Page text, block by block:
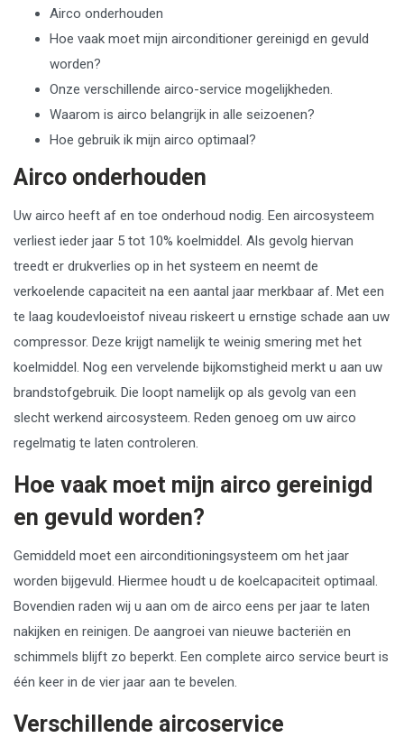
Airco onderhouden
Hoe vaak moet mijn airconditioner gereinigd en gevuld
worden?
Onze verschillende airco-service mogelijkheden.
Waarom is airco belangrijk in alle seizoenen?
Hoe gebruik ik mijn airco optimaal?
Airco onderhouden
Uw airco heeft af en toe onderhoud nodig. Een aircosysteem
verliest ieder jaar 5 tot 10% koelmiddel. Als gevolg hiervan
treedt er drukverlies op in het systeem en neemt de
verkoelende capaciteit na een aantal jaar merkbaar af. Met een
te laag koudevloeistof niveau riskeert u ernstige schade aan uw
compressor. Deze krijgt namelijk te weinig smering met het
koelmiddel. Nog een vervelende bijkomstigheid merkt u aan uw
brandstofgebruik. Die loopt namelijk op als gevolg van een
slecht werkend aircosysteem. Reden genoeg om uw airco
regelmatig te laten controleren.
Hoe vaak moet mijn airco gereinigd
en gevuld worden?
Gemiddeld moet een airconditioningsysteem om het jaar
worden bijgevuld. Hiermee houdt u de koelcapaciteit optimaal.
Bovendien raden wij u aan om de airco eens per jaar te laten
nakijken en reinigen. De aangroei van nieuwe bacteriën en
schimmels blijft zo beperkt. Een complete airco service beurt is
één keer in de vier jaar aan te bevelen.
Verschillende aircoservice